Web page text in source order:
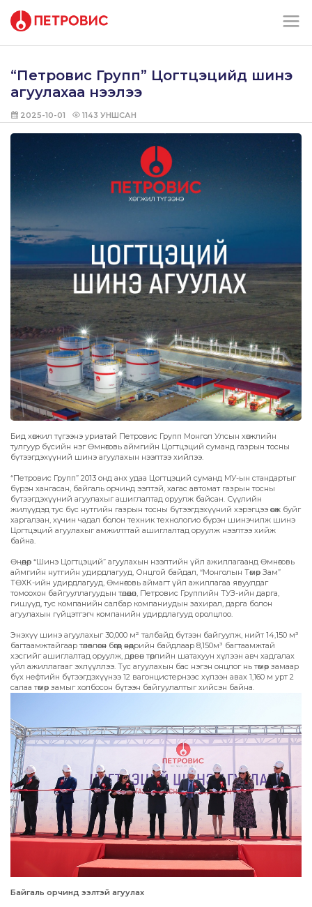
“Петровис Групп” Цогтцэцийд шинэ
агуулахаа нээлээ
2025-10-01 1143 УНШСАН
Бид хөгжил түгээнэ уриатай Петровис Групп Монгол Улсын хөгжлийн
тулгуур бүсийн нэг Өмнөговь аймгийн Цогтцэций суманд газрын тосны
бүтээгдэхүүний шинэ агуулахын нээлтээ хийлээ.
“Петровис Групп” 2013 онд анх удаа Цогтцэций суманд МУ-ын стандартыг
бүрэн хангасан, байгаль орчинд ээлтэй, хагас автомат газрын тосны
бүтээгдэхүүний агуулахыг ашиглалтад оруулж байсан. Сүүлийн
жилүүдэд тус бүс нутгийн газрын тосны бүтээгдэхүүний хэрэгцээ өсөж буйг
харгалзан, хүчин чадал болон техник технологио бүрэн шинэчилж шинэ
Цогтцэций агуулахыг амжилттай ашиглалтад оруулж нээлтээ хийж
байна.
Өнөөдөр “Шинэ Цогтцэций” агуулахын нээлтийн үйл ажиллагаанд Өмнөговь
аймгийн нутгийн удирдлагууд, Онцгой байдал, “Монголын Төмөр Зам”
ТӨХК-ийн удирдлагууд, Өмнөговь аймагт үйл ажиллагаа явуулдаг
томоохон байгууллагуудын төлөөлөл, Петровис Группийн ТУЗ-ийн дарга,
гишүүд, тус компанийн салбар компаниудын захирал, дарга болон
агуулахын гүйцэтгэгч компанийн удирдлагууд оролцлоо.
Энэхүү шинэ агуулахыг 30,000 м² талбайд бүтээн байгуулж, нийт 14,150 м³
багтаамжтайгаар төлөвлөсөн бөгөөд өнөөдрийн байдлаар 8,150м³ багтаамжтай
хэсгийг ашиглалтад оруулж, дөрвөн төрлийн шатахуун хүлээн авч хадгалах
үйл ажиллагааг эхлүүллээ. Тус агуулахын бас нэгэн онцлог нь төмөр замаар
бүх нефтийн бүтээгдэхүүнээ 12 вагонцистернээс хүлээн авах 1,160 м урт 2
салаа төмөр замыг холбосон бүтээн байгуулалтыг хийсэн байна.
Байгаль орчинд ээлтэй агуулах